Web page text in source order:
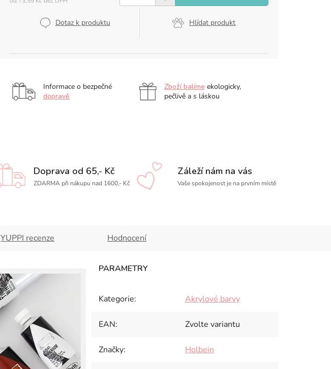
Dotaz k produktu Hlídat produkt
Informace o bezpečné
dopravě
Zboží balíme ekologicky,
pečlivě a s láskou
Doprava od 65,- Kč
ZDARMA při nákupu nad 1600,- Kč
Záleží nám na vás
Vaše spokojenost je na prvním místě
YUPPI recenze Hodnocení
Kategorie: Akrylové barvy
EAN: Zvolte variantu
Značky: Holbein